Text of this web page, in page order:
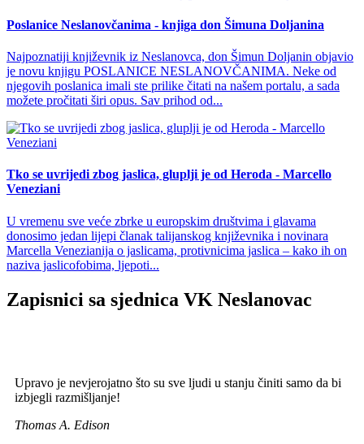
Poslanice Neslanovčanima - knjiga don Šimuna Doljanina
Najpoznatiji književnik iz Neslanovca, don Šimun Doljanin objavio
je novu knjigu POSLANICE NESLANOVČANIMA. Neke od
njegovih poslanica imali ste prilike čitati na našem portalu, a sada
možete pročitati širi opus. Sav prihod od...
Tko se uvrijedi zbog jaslica, gluplji je od Heroda - Marcello
Veneziani
U vremenu sve veće zbrke u europskim društvima i glavama
donosimo jedan lijepi članak talijanskog književnika i novinara
Marcella Venezianija o jaslicama, protivnicima jaslica – kako ih on
naziva jaslicofobima, ljepoti...
Zapisnici sa sjednica VK Neslanovac
Upravo je nevjerojatno što su sve ljudi u stanju činiti samo da bi
izbjegli razmišljanje!
Thomas A. Edison